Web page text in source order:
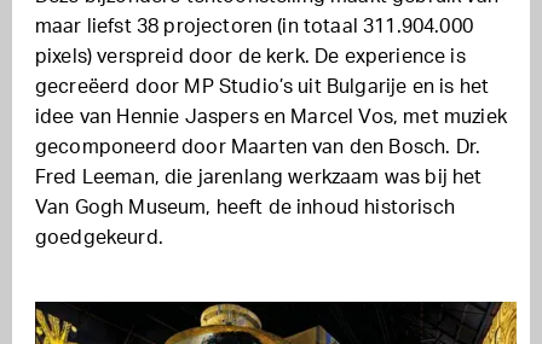
maar liefst 38 projectoren (in totaal 311.904.000
pixels) verspreid door de kerk. De experience is
gecreëerd door MP Studio’s uit Bulgarije en is het
idee van Hennie Jaspers en Marcel Vos, met muziek
gecomponeerd door Maarten van den Bosch. Dr.
Fred Leeman, die jarenlang werkzaam was bij het
Van Gogh Museum, heeft de inhoud historisch
goedgekeurd.